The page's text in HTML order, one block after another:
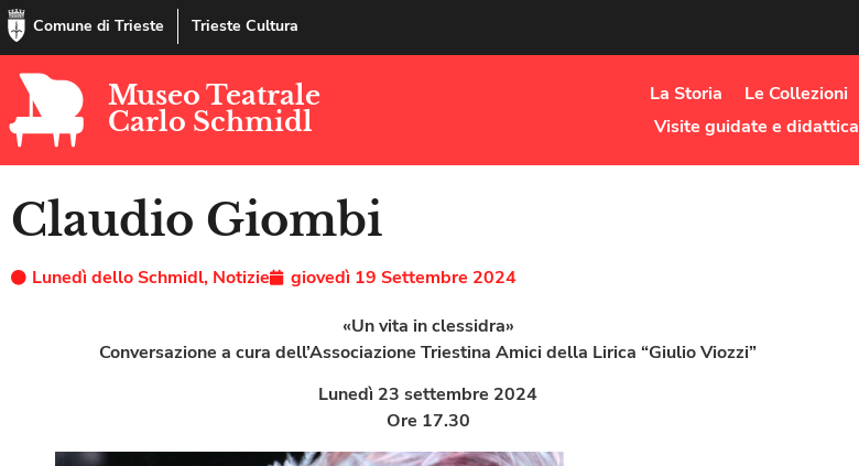
Comune di Trieste Trieste Cultura
Museo Teatrale
Carlo Schmidl
La Storia Le Collezioni
Visite guidate e didattica
Claudio Giombi
Lunedì dello Schmidl, Notizie
giovedì 19 Settembre 2024
«Un vita in clessidra»
Conversazione a cura dell’Associazione Triestina Amici della Lirica “Giulio Viozzi”
Lunedì 23 settembre 2024
Ore 17.30